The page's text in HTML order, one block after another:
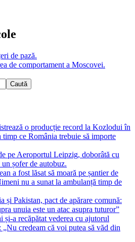
de pază.
de comportament a Moscovei.
Caută
o producție record la Kozlodui în
timp ce România trebuie să importe
pe Aeroportul Leipzig, doborâtă cu
șofer de autobuz.
a fost lăsat să moară pe șantier de
nu a sunat la ambulanță timp de
și Pakistan, pact de apărare comună:
unuia este un atac asupra tuturor”
și-a recăpătat vederea cu ajutorul
credeam că voi putea să văd din